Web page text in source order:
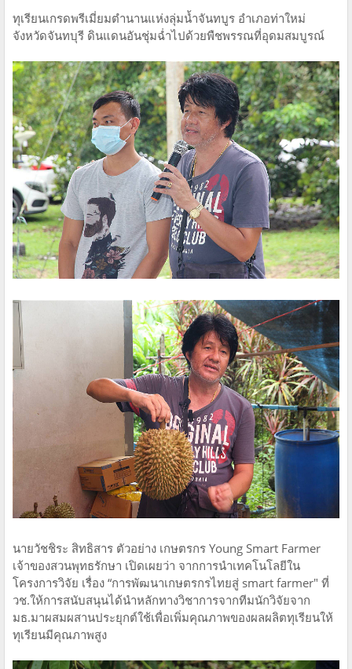
ทุเรียนเกรดพรีเมี่ยมตำนานแห่งลุ่มน้ำจันทบูร อำเภอท่าใหม่
จังหวัด​จันทบุรี​ ดินแดนอันชุ่มฉ่ำไปด้วยพืชพรรณที่อุดมสมบูรณ์​
นายวัชชิระ สิทธิสาร​ ตัวอย่าง​ เกษตรกร Young Smart Farmer​
เจ้าของสวน​พุทธ​รักษา​ เปิดเผย​ว่า จากการนำเทคโนโลยี​ใน
โครงการวิจัย เรื่อง “การพัฒนาเกษตรกรไทยสู่ smart farmer" ที่​
วช.ให้การสนับสนุน​ได้นำหลักทางวิชาการจากทีมนักวิจัยจาก​
มธ.มาผสมผสาน​ประยุกต์ใช้​เพื่อเพิ่มคุณภาพของผลผลิต​ทุเรียน​ให้
ทุเรียนมีคุณภาพสูง